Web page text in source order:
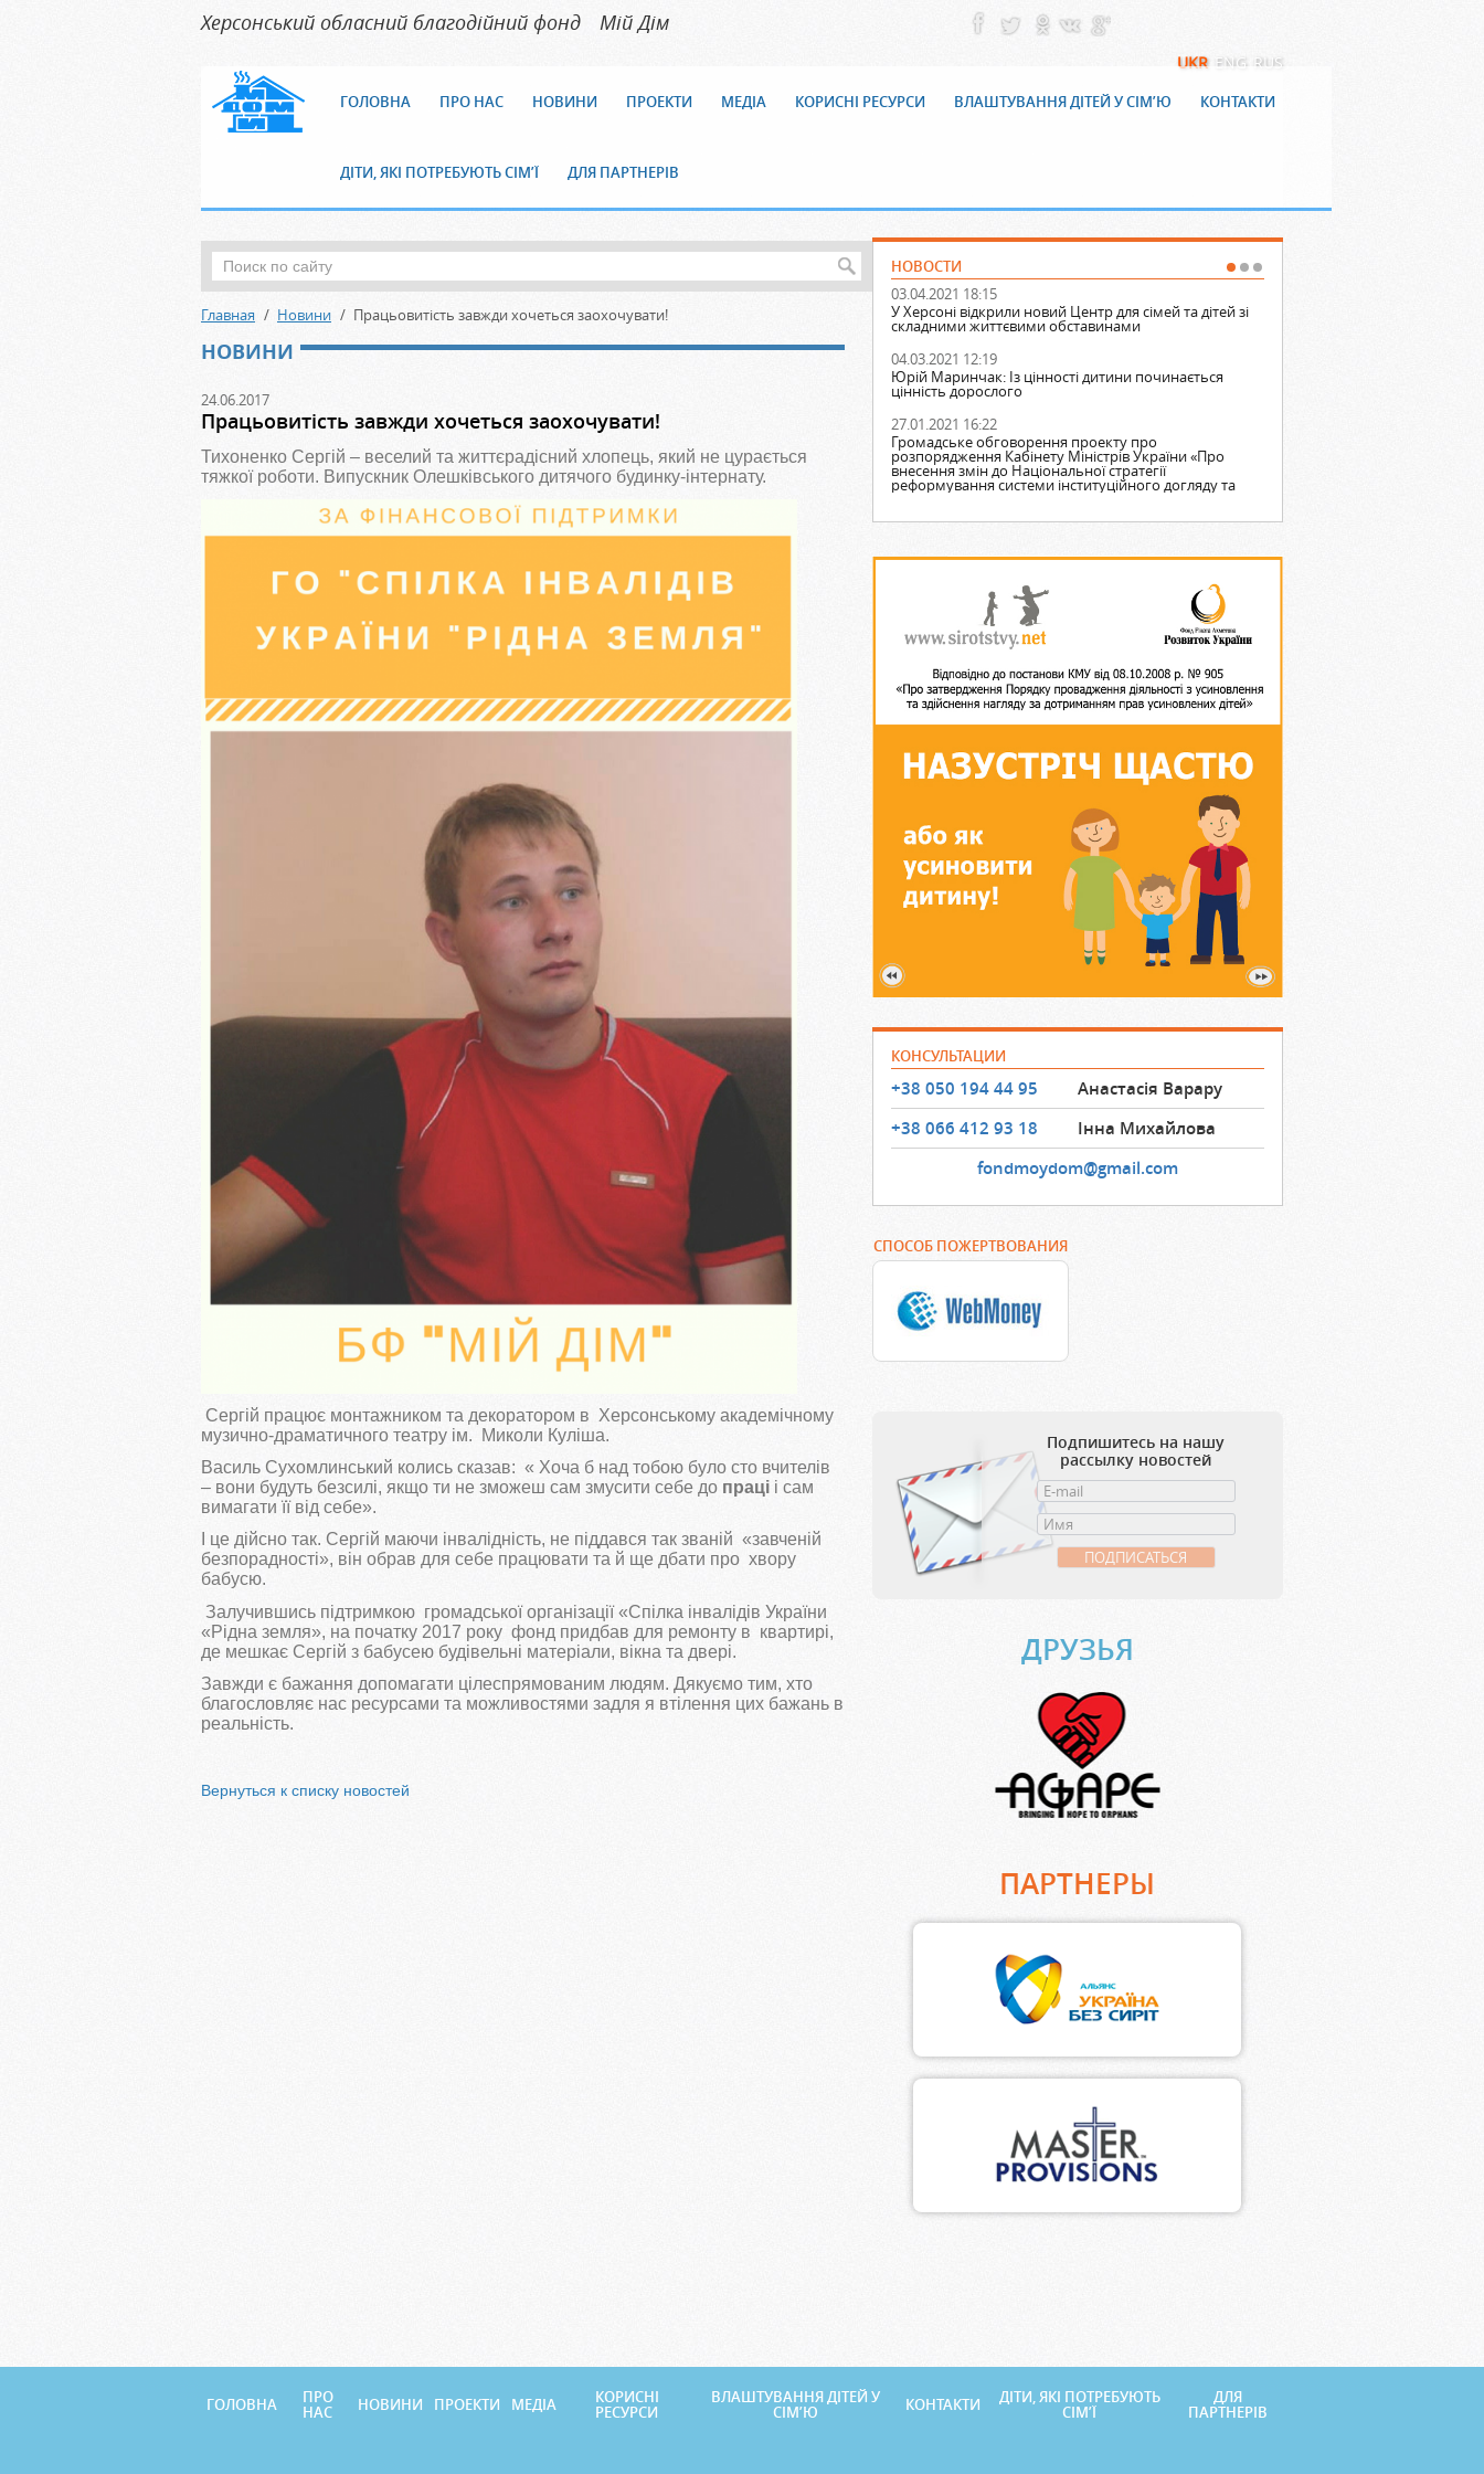
Херсонський обласний благодійний фонд Мiй Дiм
UKR ENG RUS
ГОЛОВНА ПРО НАС НОВИНИ ПРОЕКТИ МЕДІА КОРИСНІ РЕСУРСИ ВЛАШТУВАННЯ ДІТЕЙ У СІМ’Ю КОНТАКТИ
ДІТИ, ЯКІ ПОТРЕБУЮТЬ СІМ’Ї ДЛЯ ПАРТНЕРІВ
НОВОСТИ
03.04.2021 18:15
У Херсоні відкрили новий Центр для сімей та дітей зі
складними життєвими обставинами
04.03.2021 12:19
Юрій Маринчак: Із цінності дитини починається
цінність дорослого
27.01.2021 16:22
Громадське обговорення проекту про
розпорядження Кабінету Міністрів України «Про
внесення змін до Національної стратегії
реформування системи інституційного догляду та
виховання дітей на 2017-2026 роки»
КОНСУЛЬТАЦИИ
+38 050 194 44 95
Анастасія Варару
+38 066 412 93 18
Інна Михайлова
fondmoydom@gmail.com
СПОСОБ ПОЖЕРТВОВАНИЯ
Подпишитесь на нашу
рассылку новостей
ДРУЗЬЯ
ПАРТНЕРЫ
Главная Новини Працьовитість завжди хочеться заохочувати!
НОВИНИ
24.06.2017
Працьовитість завжди хочеться заохочувати!
Тихоненко Сергій – веселий та життєрадісний хлопець, який не цурається
тяжкої роботи. Випускник Олешківського дитячого будинку-інтернату.
Сергій працює монтажником та декоратором в Херсонському академічному
музично-драматичного театру ім. Миколи Куліша.
Василь Сухомлинський колись сказав: « Хоча б над тобою було сто вчителів
– вони будуть безсилі, якщо ти не зможеш сам змусити себе до праці і сам
вимагати її від себе».
І це дійсно так. Сергій маючи інвалідність, не піддався так званій «завченій
безпорадності», він обрав для себе працювати та й ще дбати про хвору
бабусю.
Залучившись підтримкою громадської організації «Спілка інвалідів України
«Рідна земля», на початку 2017 року фонд придбав для ремонту в квартирі,
де мешкає Сергій з бабусею будівельні матеріали, вікна та двері.
Завжди є бажання допомагати цілеспрямованим людям. Дякуємо тим, хто
благословляє нас ресурсами та можливостями задля я втілення цих бажань в
реальність.
Вернуться к списку новостей
ГОЛОВНА ПРО
НАС НОВИНИ ПРОЕКТИ МЕДІА КОРИСНІ
РЕСУРСИ
ВЛАШТУВАННЯ ДІТЕЙ У
СІМ’Ю КОНТАКТИ ДІТИ, ЯКІ ПОТРЕБУЮТЬ
СІМ’Ї
ДЛЯ
ПАРТНЕРІВ